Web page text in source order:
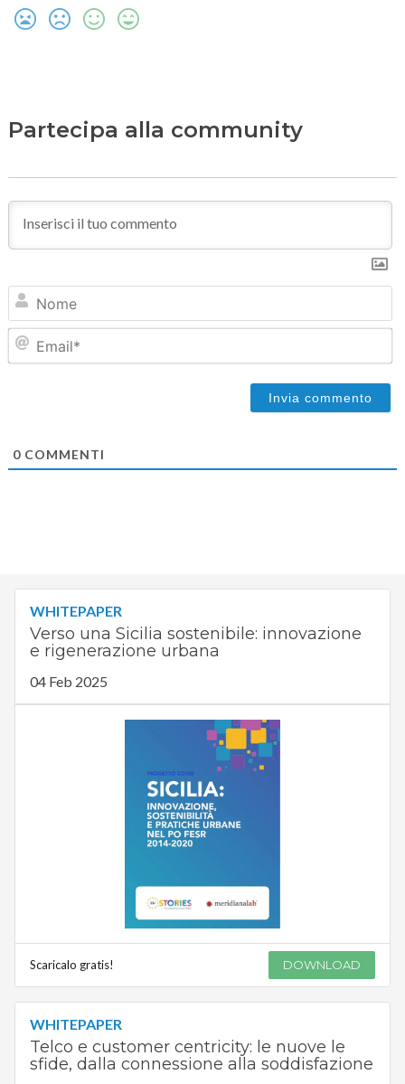
Partecipa alla community
0COMMENTI
WHITEPAPER
Verso una Sicilia sostenibile: innovazione
e rigenerazione urbana
04 Feb 2025
Scaricalo gratis! DOWNLOAD
WHITEPAPER
Telco e customer centricity: le nuove le
sfide, dalla connessione alla soddisfazione